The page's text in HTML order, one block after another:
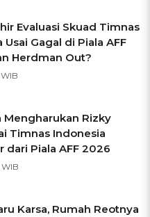
Evaluasi Skuad Timnas
Usai Gagal di Piala AFF
Herdman Out?
Mengharukan Rizky
Timnas Indonesia
dari Piala AFF 2026
WIB
Karsa, Rumah Reotnya